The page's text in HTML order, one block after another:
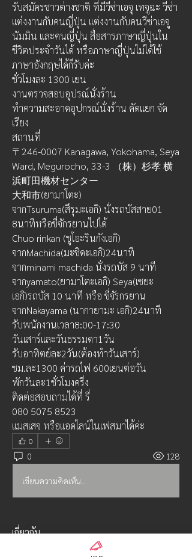
รับสมัครชาวต่างชาติ ที่มีวีซ่าเอจู เทจูฉะ วีซ่า
แต่งงานกับคนญี่ปุ่น แต่งงานกับคนวีซ่าเอจู
นัมมิน และคนญี่ปุ่น สื่อสารภาษาญี่ปุ่นใน
ชีวิตประจำวันได้ หรือภาษาญี่ปุ่นไม่ได้ใช้
ภาษาอังกฤษได้ก็รับค่ะ
ชั่วโมงละ 1300 เยน
งานตรวจสอบอุปรณ์นั่งร้าน
ทำความสะอาดอุปกรณ์นั่งร้าน คัดแยก จัด
เรียง
สถานที่
〒246-0007 Kanagawa, Yokohama, Seya
Ward, Megurocho, 33-3 （株）杉孝 横
浜町田機材センター
大和市(ยามาโตะ)
จากTsuruma(สึรุมะเอกิ) นั่งรถบัสสาย01
8นาทีหรือขี่จักรยานไปได้
Chuo rinkan (ชูโอะรินกังเอกิ)
จากMachida(มะชิดะเอกิ)24นาที
จากminami machida นั่งรถบัส 9 นาที
จากyamato(ยามาโตะเอกิ) Seya(เซยะ
เอกิ)รถบัส 10 นาที หรือ ขี่จัรกรยาน
จากNakayama (นากายามะ เอกิ)24นาที
รับพนักงานเวลา8:00-17:30
วันเสาร์และวันธรรมดา1วัน
รับอาทิตย์ละ2วัน(ต้องทำวันเสาร์)
ชม.ละ1300 ค่ารถไฟ 600เยนต่อวัน
พักวันละ1ชั่วโมงครึ่ง
ติดต่อสอบถามได้ที่ รี่
080 5075 8523
แมสเสจ หรือแอดไลน์ในเฟสมาได้ค่ะ
0
0 128
เขียนความคิดเห็น…
เกี่ยวกับ
งานวิศวะ ผู้จัดการร้าน ฝ่ายขาย งานดูแลคน